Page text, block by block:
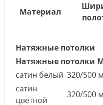
Материал
Натяжные потолки
Натяжные потолки
сатин белый 320/500
сатин
цветной
320/500